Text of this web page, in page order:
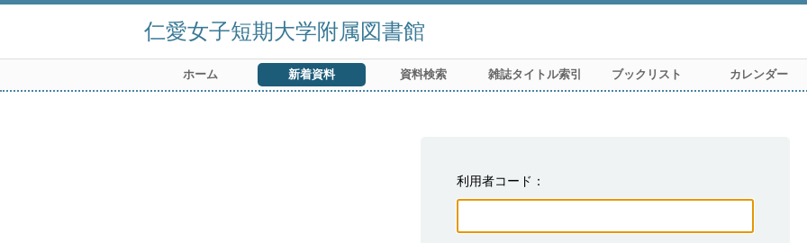
仁愛女子短期大学附属図書館
ホーム 新着資料 資料検索 雑誌タイトル索引 ブックリスト カレンダー
利用者コード